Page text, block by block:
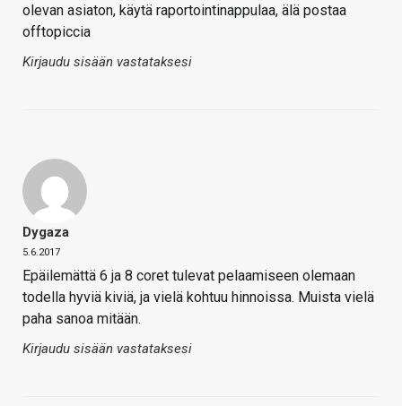
olevan asiaton, käytä raportointinappulaa, älä postaa
offtopiccia
Kirjaudu sisään vastataksesi
Dygaza
5.6.2017
Epäilemättä 6 ja 8 coret tulevat pelaamiseen olemaan
todella hyviä kiviä, ja vielä kohtuu hinnoissa. Muista vielä
paha sanoa mitään.
Kirjaudu sisään vastataksesi